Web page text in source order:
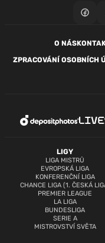
O NÁS
ZPRACOVÁNÍ OSOBNÍCH
LIGY
LIGA MISTRŮ
EVROPSKÁ LIGA
KONFERENČNÍ LIGA
CHANCE LIGA (1. ČESKÁ
PREMIER LEAGUE
LA LIGA
BUNDESLIGA
SERIE A
MISTROVSTVÍ SVĚTA